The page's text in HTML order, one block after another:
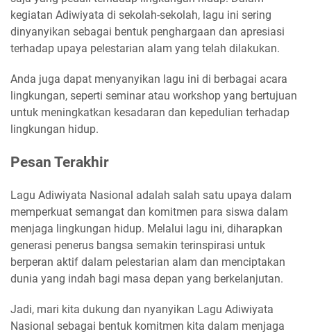
kegiatan Adiwiyata di sekolah-sekolah, lagu ini sering
dinyanyikan sebagai bentuk penghargaan dan apresiasi
terhadap upaya pelestarian alam yang telah dilakukan.
Anda juga dapat menyanyikan lagu ini di berbagai acara
lingkungan, seperti seminar atau workshop yang bertujuan
untuk meningkatkan kesadaran dan kepedulian terhadap
lingkungan hidup.
Pesan Terakhir
Lagu Adiwiyata Nasional adalah salah satu upaya dalam
memperkuat semangat dan komitmen para siswa dalam
menjaga lingkungan hidup. Melalui lagu ini, diharapkan
generasi penerus bangsa semakin terinspirasi untuk
berperan aktif dalam pelestarian alam dan menciptakan
dunia yang indah bagi masa depan yang berkelanjutan.
Jadi, mari kita dukung dan nyanyikan Lagu Adiwiyata
Nasional sebagai bentuk komitmen kita dalam menjaga